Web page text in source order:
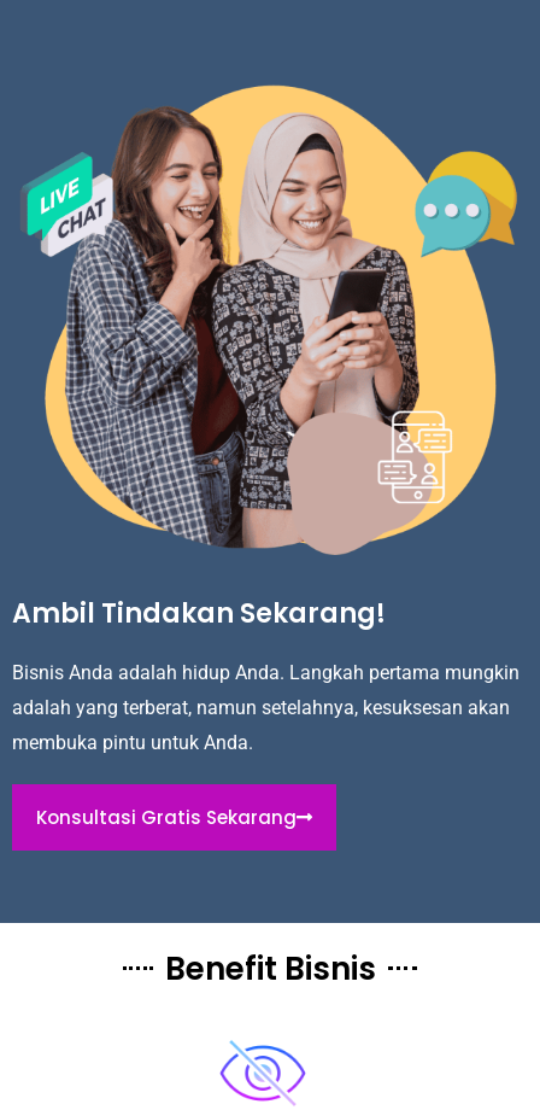
Ambil Tindakan Sekarang!
Bisnis Anda adalah hidup Anda. Langkah pertama mungkin
adalah yang terberat, namun setelahnya, kesuksesan akan
membuka pintu untuk Anda.
Konsultasi Gratis Sekarang
Benefit Bisnis